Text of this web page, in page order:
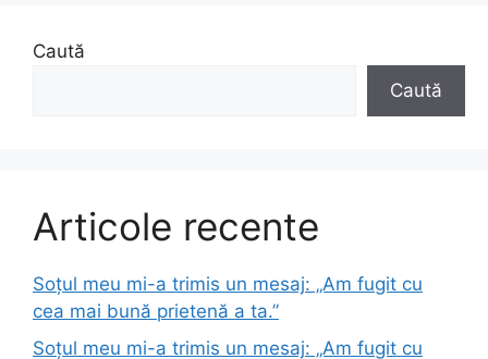
Caută
Caută
Articole recente
Soțul meu mi-a trimis un mesaj: „Am fugit cu
cea mai bună prietenă a ta.”
Soțul meu mi-a trimis un mesaj: „Am fugit cu